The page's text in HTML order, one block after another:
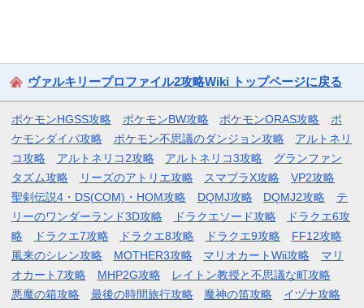
ヴァルキリープロファイル2攻略Wiki トップページに戻る
ポケモンHGSS攻略 ポケモンBW攻略 ポケモンORAS攻略
ポ
ケモンダイパ攻略
ポケモン不思議のダンジョン攻略
アルトネリ
コ攻略
アルトネリコ2攻略 アルトネリコ3攻略
グランファン
タズム攻略
リーズのアトリエ攻略 スマブラX攻略
VP2攻略
聖剣伝説4・DS(COM)・HOM攻略
DQMJ攻略 DQMJ2攻略
テ
リーのワンダーランド3D攻略
ドラクエソード攻略
ドラクエ6攻
略
ドラクエ7攻略 ドラクエ8攻略 ドラクエ9攻略
FF12攻略
風来のシレン攻略
MOTHER3攻略 マリオカートWii攻略
マリ
オカート7攻略
MHP2G攻略
レイトン教授と不思議な町攻略
悪魔の箱攻略
最後の時間旅行攻略 魔神の笛攻略
イヅナ攻略